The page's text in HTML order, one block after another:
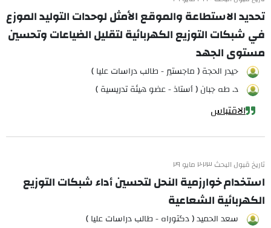
تحديد الاستطاعة والموقع الأمثل لوحدات التوليد الموزع
في شبكات التوزيع الكهربائية لتقليل الضياعات وتحسين
مستوى الجهد
حيدر الحجة ( ماجستير - طالب دراسات عليا )
د. طه جبان ( أستاذ - عضو هيئة تدريسية )
الاقتباس
تاريخ قبول البحث ٢٠٢٣ مايو ٢٩
استخدام خوارزمية النحل لتحسين أداء شبكات التوزيع
الكهربائية الشعاعية
سعد الحميد ( دكتوراه - طالب دراسات عليا )